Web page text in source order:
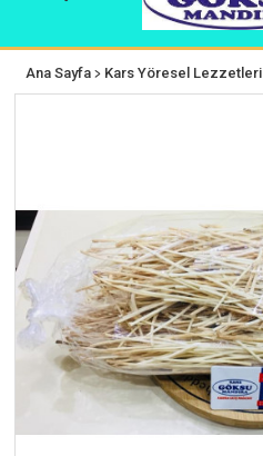
Ana Sayfa> Kars Yöresel Lezzetleri